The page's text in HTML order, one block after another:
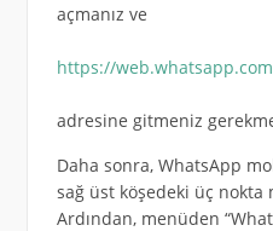
açmanız ve
https://web.whatsapp.com
adresine gitmeniz
Daha sonra, WhatsApp
sağ üst köşedeki üç nokta
Ardından, menüden